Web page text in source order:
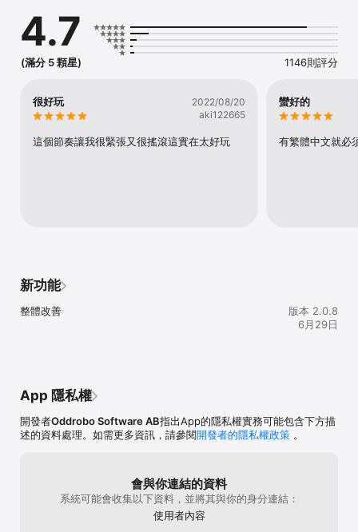
• 老少皆宜，適合全家同樂
• 多元挑戰，提升心算速度
• 收集星星與成就，挑戰排行榜
• 加減法可免費開始——一次性購買解鎖全部內容
4.7
(滿分 5 顆星) 1146則評分
很好玩
2022/08/20
aki122665
這個節奏讓我很緊張又很搖滾這實在太好玩
蠻好的
有繁體中文就必
新功能
整體改善
版本 2.0.8
6月29日
App 隱私權
開發者Oddrobo Software AB指出App的隱私權實務可能包含下方描
述的資料處理。如需更多資訊，請參閱開發者的隱私權政策 。
會與你連結的資料
系統可能會收集以下資料，並將其與你的身分連結：
使用者內容